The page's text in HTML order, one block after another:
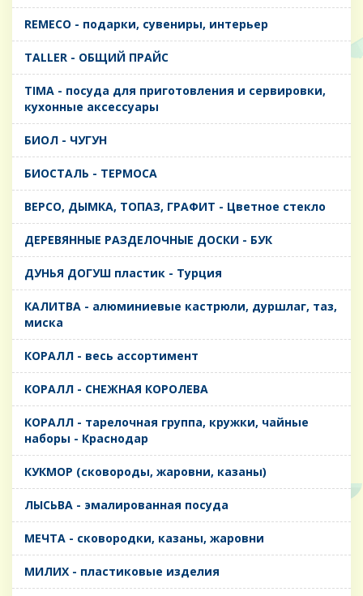
REMECO - подарки, сувениры, интерьер
TALLER - ОБЩИЙ ПРАЙС
TIMA - посуда для приготовления и сервировки,
кухонные аксессуары
БИОЛ - ЧУГУН
БИОСТАЛЬ - ТЕРМОСА
ВЕРСО, ДЫМКА, ТОПАЗ, ГРАФИТ - Цветное стекло
ДЕРЕВЯННЫЕ РАЗДЕЛОЧНЫЕ ДОСКИ - БУК
ДУНЬЯ ДОГУШ пластик - Турция
КАЛИТВА - алюминиевые кастрюли, дуршлаг, таз,
миска
КОРАЛЛ - весь ассортимент
КОРАЛЛ - СНЕЖНАЯ КОРОЛЕВА
КОРАЛЛ - тарелочная группа, кружки, чайные
наборы - Краснодар
КУКМОР (сковороды, жаровни, казаны)
ЛЫСЬВА - эмалированная посуда
МЕЧТА - сковородки, казаны, жаровни
МИЛИХ - пластиковые изделия